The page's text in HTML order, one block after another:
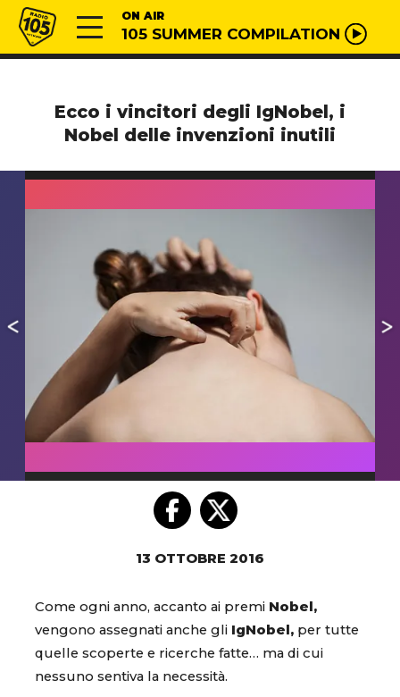
Vai al contenuto
Radio 105 ON AIR
105 SUMMER COMPILATION
Ecco i vincitori degli IgNobel, i
Nobel delle invenzioni inutili
13 OTTOBRE 2016
Come ogni anno, accanto ai premi Nobel,
vengono assegnati anche gli IgNobel, per tutte
quelle scoperte e ricerche fatte… ma di cui
nessuno sentiva la necessità.